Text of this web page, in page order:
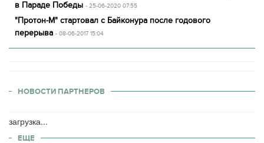
в Параде Победы - 25-06-2020 07:55
"Протон-М" стартовал с Байконура после годового
перерыва - 08-06-2017 15:04
НОВОСТИ ПАРТНЕРОВ
загрузка...
ЕЩЕ